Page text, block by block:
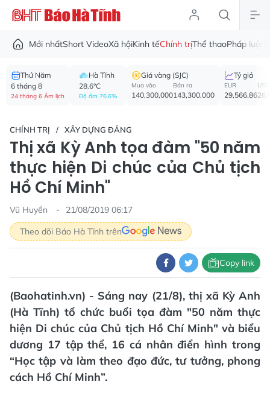
Mới nhấtShort VideoXã hộiKinh tếChính trịThể thaoPháp luật
Thứ Năm
6 tháng 8
24 tháng 6 Âm lịch
Hà Tĩnh
28.6°C
Độ ẩm 76.6%
Giá vàng (SJC)
Mua vào
140,300,000
Bán ra
143,300,000
Tỷ giá
EUR
29,566.86
USD
CHÍNH TRỊ XÂY DỰNG ĐẢNG
Thị xã Kỳ Anh tọa đàm "50 năm
thực hiện Di chúc của Chủ tịch
Hồ Chí Minh"
Vũ Huyền
21/08/2019 06:17
Theo dõi Báo Hà Tĩnh trên
Copy link
(Baohatinh.vn) - Sáng nay (21/8), thị xã Kỳ Anh
(Hà Tĩnh) tổ chức buổi tọa đàm "50 năm thực
hiện Di chúc của Chủ tịch Hồ Chí Minh" và biểu
dương 17 tập thể, 16 cá nhân điển hình trong
“Học tập và làm theo đạo đức, tư tưởng, phong
cách Hồ Chí Minh”.